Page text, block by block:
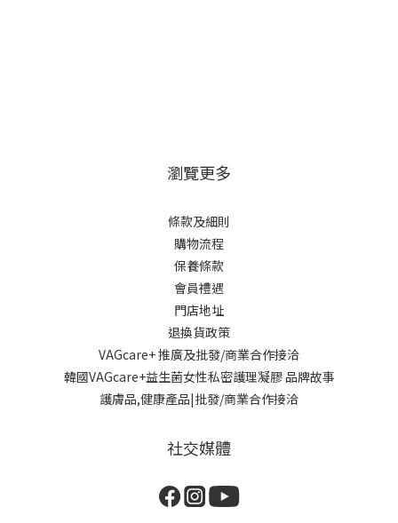
瀏覽更多
條款及細則
購物流程
保養條款
會員禮遇
門店地址
退換貨政策
VAGcare+ 推廣及批發/商業合作接洽
韓國VAGcare+益生菌女性私密護理凝膠 品牌故事
護膚品,健康產品|批發/商業合作接洽
社交媒體